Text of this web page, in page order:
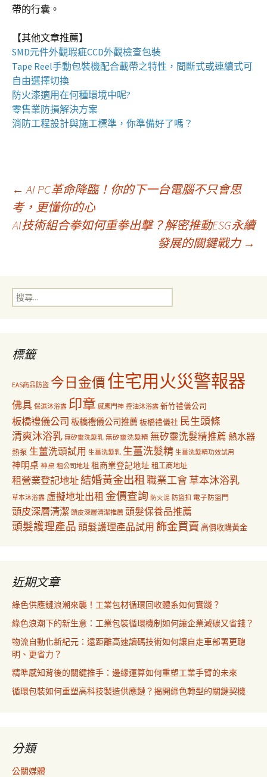
帶的行囊。
【其他文章推薦】
SMD元件外觀瑕疵CCD外觀檢查包裝
Tape Reel手動包裝機配合載帶之特性，間斷式或連續式可
自由選擇切換
防火漆適用在何種環境中呢?
零售業防損解決方案
消防工程設計與施工標準，你準備好了嗎？
文
章
覽
← AI PC革命降臨！你的下一台電腦不只會思
考，更懂你的心
AI技術組合拳如何重拳出擊？解密推動ESG永續
發展的關鍵戰力 →
搜
尋
標籤
EAS商品防盜 今日金價住宅用火災警報器
佛具 保濕沐浴露 印章 感應門神 控油沐浴露 新竹禮儀公司
板橋禮儀公司 板橋禮儀公司推薦板橋禮儀社 民生頭條
清爽沐浴乳 無矽靈洗髮乳 無矽靈洗髮精 無矽靈洗髮精推薦 熱水器
熱泵 生薑洗頭試用 生薑洗髮乳 生薑洗髮精 生薑洗髮精功效試用
神明桌 神桌 租公司地址 租商業登記地址 租工商地址
租營業登記地址結婚黃金出租職業工會草本沐浴乳
草本沐浴露 虛擬地址出租 金價查詢 防火泥 防盜扣 電子防盜門
頭皮深層清潔 頭皮深層清潔推薦 頭髮保養品推薦
頭髮護理產品 頭髮護理產品試用 飾金買賣 高價收購黃金
近期文章
綠色供應鏈浪潮來襲！工業包材循環回收體系如何實踐？
綠色浪潮下的新生意：工業包裝循環機制如何讓企業減碳又省錢？
物流自動化新紀元：遠距離高速讀碼技術如何讓自走車部署更聰
明、更省力？
精準感知背後的關鍵推手：邊緣運算如何重塑工業手臂的未來
循環包裝如何重塑高科技製造供應鏈？揭開綠色轉型的關鍵契機
分類
公關媒體